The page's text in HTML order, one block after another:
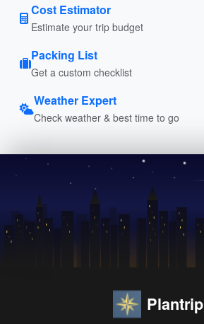
Cost Estimator
Estimate your trip budget
Packing List
Get a custom checklist
Weather Expert
Check weather & best time to go
Plantrip